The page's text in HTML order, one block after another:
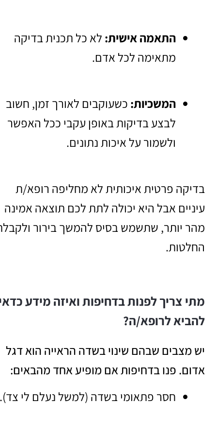
התאמה אישית: לא כל תכנית בדיקה
מתאימה לכל אדם.
המשכיות: כשעוקבים לאורך זמן, חשוב
לבצע בדיקות באופן עקבי ככל האפשר
ולשמור על איכות נתונים.
בדיקה פרטית איכותית לא מחליפה רופא/ת
עיניים אבל היא יכולה לתת לכם תוצאה אמינה
מהר יותר, שתשמש בסיס להמשך בירור
החלטות.
מתי צריך לפנות בדחיפות ואיזה מידע
להביא לרופא/ה?
יש מצבים שבהם שינוי בשדה הראייה הוא דגל
אדום. פנו בדחיפות אם מופיע אחד מהבאים:
חסר פתאומי בשדה (למשל נעלם לי צד).